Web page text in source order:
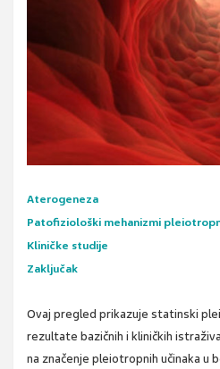
Aterogeneza
Patofiziološki mehanizmi
Kliničke studije
Zaključak
Ovaj pregled prikazuje statinski
rezultate bazičnih i kliničkih
na značenje pleiotropnih učinaka u